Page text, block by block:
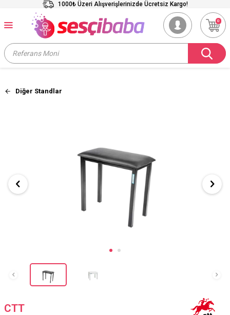
1000₺ Üzeri Alışverişlerinizde Ücretsiz Kargo!
0
Diğer Standlar
CTT